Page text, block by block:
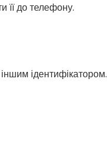
її до телефону.
ідентифікатором.